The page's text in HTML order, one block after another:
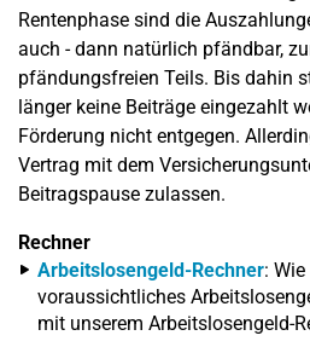
Rentenphase sind die
auch - dann natürlich pfändbar,
pfändungsfreien Teils. Bis dahin
länger keine Beiträge eingezahlt
Förderung nicht entgegen.
Vertrag mit dem
Beitragspause zulassen.
Rechner
Arbeitslosengeld-Rechner:
voraussichtliches
mit unserem Arbeitslosengeld-